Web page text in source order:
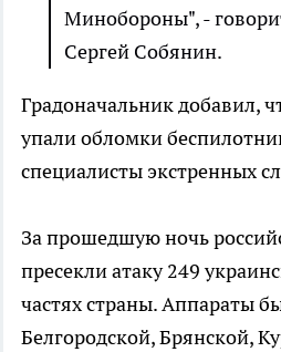
Минобороны", -
Сергей Собянин.
Градоначальник добавил,
упали обломки
специалисты экстренных
За прошедшую ночь
пресекли атаку 249
частях страны. Аппараты
Белгородской, Брянской,